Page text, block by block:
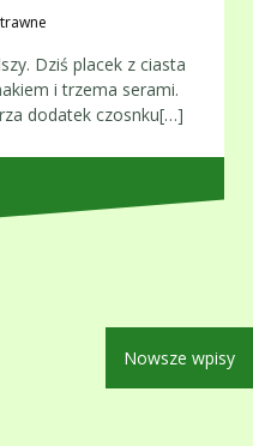
Dziś placek z ciasta
i trzema serami.
dodatek czosnku[…]
Nowsze wpisy